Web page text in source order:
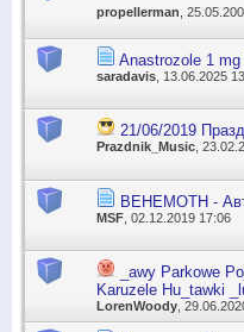
propellerman ,
Anastrozole 1
saradavis , 13.06.2025
21/06/2019
Prazdnik_Music ,
BEHEMOTH -
MSF , 02.12.2019 17:06
_awy Parkowe
Karuzele Hu_tawki
LorenWoody ,